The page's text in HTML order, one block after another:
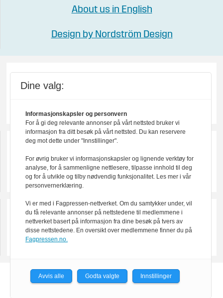
About us in English
Design by Nordström Design
Powered by Labrador CMS
Dine valg:
Informasjonskapsler og personvern
For å gi deg relevante annonser på vårt nettsted bruker vi
informasjon fra ditt besøk på vårt nettsted. Du kan reservere
deg mot dette under "Innstillinger".
For øvrig bruker vi informasjonskapsler og lignende verktøy for
analyse, for å sammenligne nettlesere, tilpasse innhold til deg
og for å utvikle og tilby nødvendig funksjonalitet. Les mer i vår
personvernerklæring.
Vi er med i Fagpressen-nettverket. Om du samtykker under, vil
du få relevante annonser på nettstedene til medlemmene i
nettverket basert på informasjon fra dine besøk på tvers av
disse nettstedene. En oversikt over medlemmene finner du på
Fagpressen.no.
Avvis alle Godta valgte Innstillinger